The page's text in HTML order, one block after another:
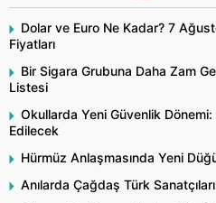
Dolar ve Euro Ne Kadar? 7
Fiyatları
Bir Sigara Grubuna Daha Zam
Listesi
Okullarda Yeni Güvenlik
Edilecek
Hürmüz Anlaşmasında Yeni
Anılarda Çağdaş Türk Sanatçıları